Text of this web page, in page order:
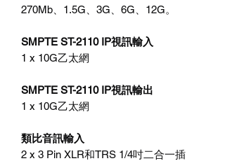
270Mb、1.5G、3G、6G、12G。
SMPTE ST-2110 IP視訊輸入
1 x 10G乙太網
SMPTE ST-2110 IP視訊輸出
1 x 10G乙太網
類比音訊輸入
2 x 3 Pin XLR和TRS 1/4吋二合一插